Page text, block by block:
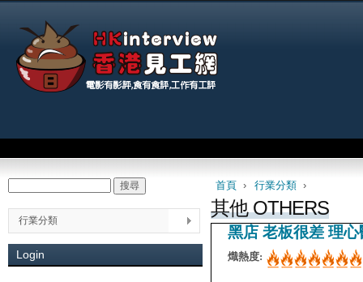
You are here
首頁› 行業分類›
其他 OTHERS
黑店 老板很差 理
熾熱度:
行業分類
Login